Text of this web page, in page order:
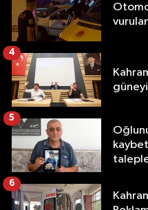
güneyi
4
5
6